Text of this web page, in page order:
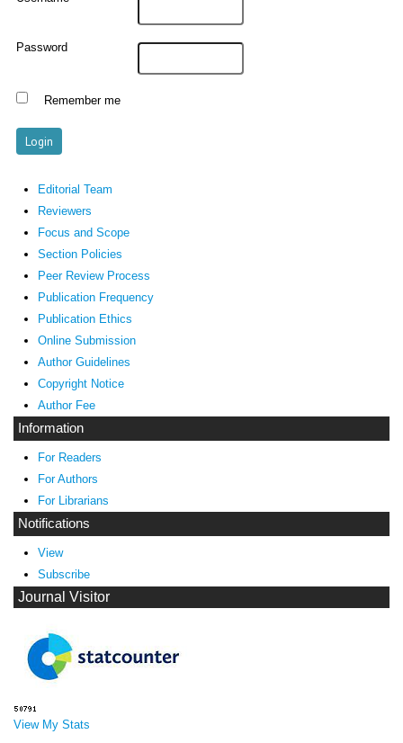
Password
Remember me
Editorial Team
Reviewers
Focus and Scope
Section Policies
Peer Review Process
Publication Frequency
Publication Ethics
Online Submission
Author Guidelines
Copyright Notice
Author Fee
Information
For Readers
For Authors
For Librarians
Notifications
View
Subscribe
Journal Visitor
View My Stats